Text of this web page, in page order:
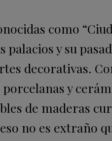
como
palacios y su
decorativas.
y
de maderas
no es extraño